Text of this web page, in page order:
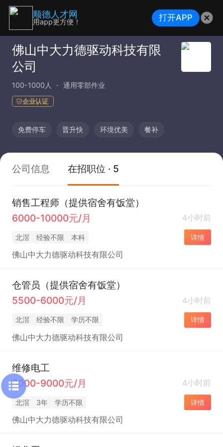
佛山中大力德驱动科技有限
公司
100-1000人 通用零部件业
企业认证
免费停车 晋升快 环境优美 餐补
公司信息 在招职位 · 5
销售工程师（提供宿舍有饭堂）
6000-10000元/月
4小时前
北滘 经验不限 本科 详情
佛山中大力德驱动科技有限公司
仓管员（提供宿舍有饭堂）
5500-6000元/月
4小时前
北滘 经验不限 学历不限 详情
佛山中大力德驱动科技有限公司
维修电工
6000-9000元/月
4小时前
北滘 3年 学历不限 详情
佛山中大力德驱动科技有限公司
顺德人才网
用app更方便！ 打开APP